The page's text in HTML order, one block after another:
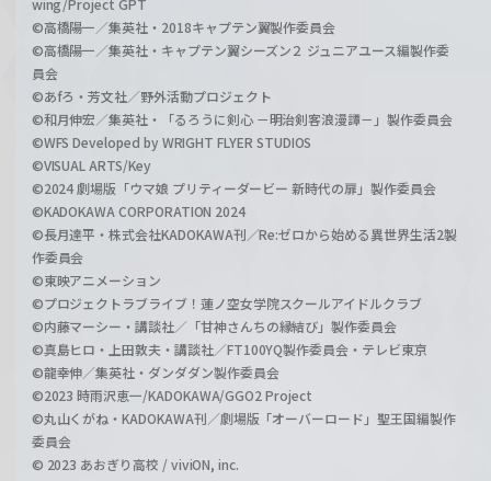
wing/Project GPT
©高橋陽一／集英社・2018キャプテン翼製作委員会
©高橋陽一／集英社・キャプテン翼シーズン２ ジュニアユース編製作委
員会
©あfろ・芳文社／野外活動プロジェクト
©和月伸宏／集英社・「るろうに剣心 －明治剣客浪漫譚－」製作委員会
©WFS Developed by WRIGHT FLYER STUDIOS
©VISUAL ARTS/Key
©2024 劇場版「ウマ娘 プリティーダービー 新時代の扉」製作委員会
©KADOKAWA CORPORATION 2024
©長月達平・株式会社KADOKAWA刊／Re:ゼロから始める異世界生活2製
作委員会
©東映アニメーション
©プロジェクトラブライブ！蓮ノ空女学院スクールアイドルクラブ
©内藤マーシー・講談社／「甘神さんちの縁結び」製作委員会
©真島ヒロ・上田敦夫・講談社／FT100YQ製作委員会・テレビ東京
©龍幸伸／集英社・ダンダダン製作委員会
©2023 時雨沢恵一/KADOKAWA/GGO2 Project
©丸山くがね・KADOKAWA刊／劇場版「オーバーロード」聖王国編製作
委員会
© 2023 あおぎり高校 / viviON, inc.